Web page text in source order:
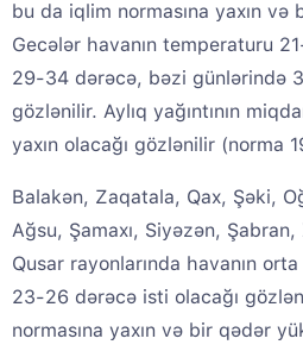
bu da iqlim normasına yaxın
Gecələr havanın temperaturu
29-34 dərəcə, bəzi günlərində
gözlənilir. Aylıq yağıntının
yaxın olacağı gözlənilir (norma
Balakən, Zaqatala, Qax, Şəki,
Ağsu, Şamaxı, Siyəzən, Şabran,
Qusar rayonlarında havanın
23-26 dərəcə isti olacağı
normasına yaxın və bir qədər